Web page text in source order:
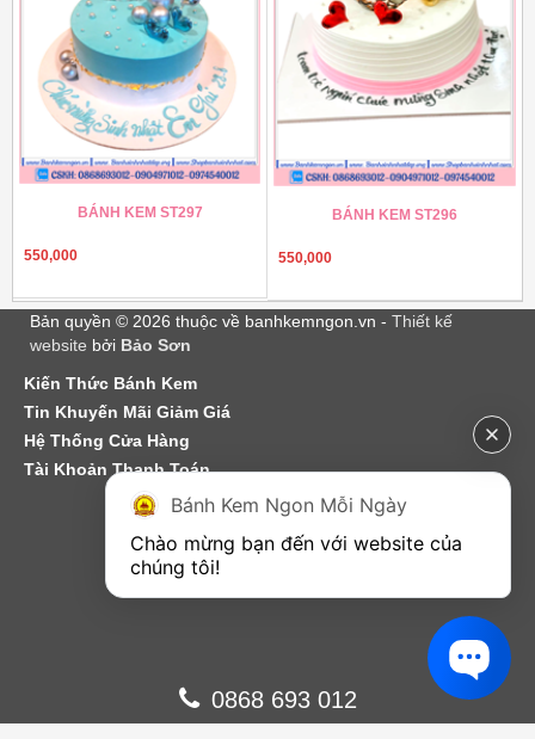
0868 693 012
BÁNH KEM ST297
550,000
BÁNH KEM ST296
550,000
Bản quyền © 2026 thuộc về banhkemngon.vn - Thiết kế
website bởi Bảo Sơn
Kiến Thức Bánh Kem
Tin Khuyến Mãi Giảm Giá
Hệ Thống Cửa Hàng
Tài Khoản Thanh Toán
Bánh Kem Ngon Mỗi Ngày
Chào mừng bạn đến với website của
chúng tôi!